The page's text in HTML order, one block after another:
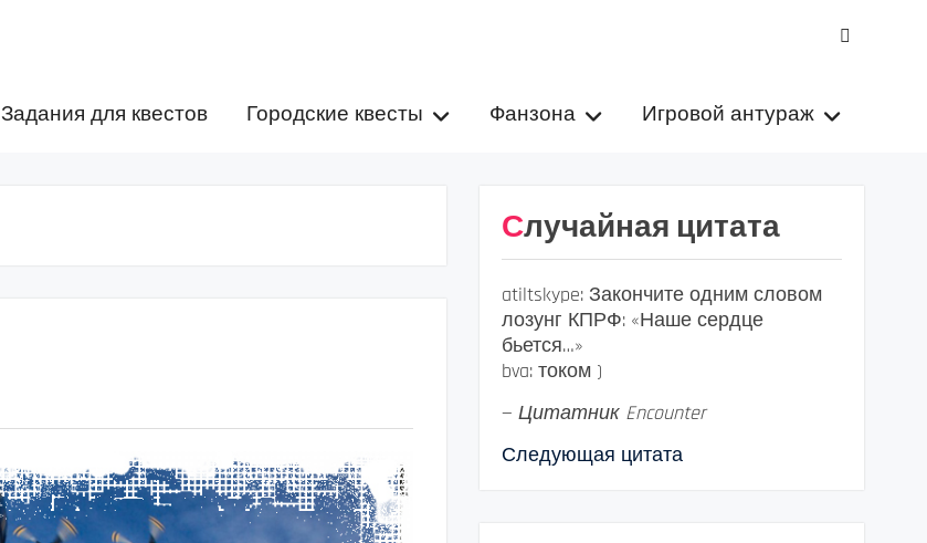
Задания для квестов Городские квесты Фанзона Игровой антураж
Случайная цитата
atiltskype: Закончите одним словом
лозунг КПРФ: «Наше сердце
бьется…»
bva: током )
— Цитатник Encounter
Следующая цитата